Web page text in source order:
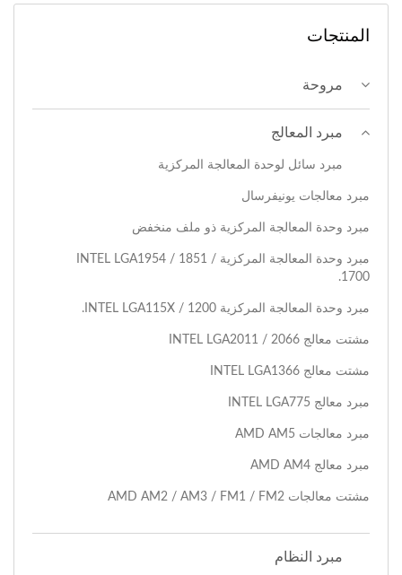
المنتجات
مروحة
مبرد المعالج
مبرد سائل لوحدة المعالجة المركزية
مبرد معالجات يونيفرسال
مبرد وحدة المعالجة المركزية ذو ملف منخفض
مبرد وحدة المعالجة المركزية I​NTEL LGA1954 / 1851 /
1700.
مبرد وحدة المعالجة المركزية INTEL LGA115X / 1200.
مشتت معالج INTEL LGA2011 / 2066
مشتت معالج INTEL LGA1366
مبرد معالج INTEL LGA775
مبرد معالجات AMD AM5
مبرد معالج AMD AM4
مشتت معالجات AMD AM2 / AM3 / FM1 / FM2
مبرد النظام